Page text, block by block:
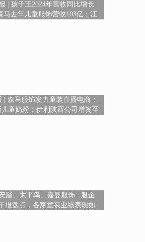
| 孩子王2024年营收同比增长
马去年儿童服饰营收103亿；江
| 森马服饰发力童装直播电商；
童奶粉；伊利陕西公司增资至
踏、太平鸟、嘉曼服饰...服企
报盘点，各家童装业绩表现如